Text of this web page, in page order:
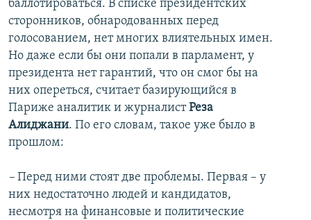
баллотироваться. В списке президентских
сторонников, обнародованных перед
голосованием, нет многих влиятельных имен.
Но даже если бы они попали в парламент, у
президента нет гарантий, что он смог бы на
них опереться, считает базирующийся в
Париже аналитик и журналистРеза
Алиджани. По его словам, такое уже было в
прошлом:
– Перед ними стоят две проблемы. Первая – у
них недостаточно людей и кандидатов,
несмотря на финансовые и политические